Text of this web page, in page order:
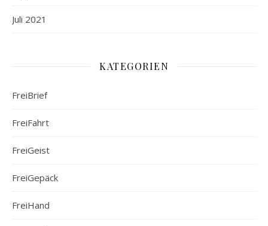
Juli 2021
KATEGORIEN
FreiBrief
FreiFahrt
FreiGeist
FreiGepäck
FreiHand